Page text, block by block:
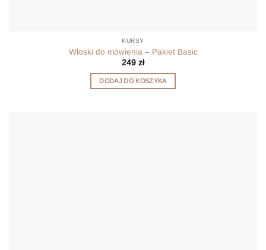
KURSY
Włoski do mówienia – Pakiet Basic
249 zł
DODAJ DO KOSZYKA